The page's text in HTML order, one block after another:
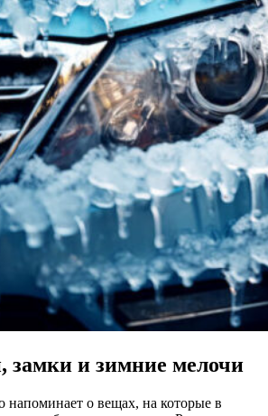
замки и зимние мелочи
напоминает о вещах, на которые в